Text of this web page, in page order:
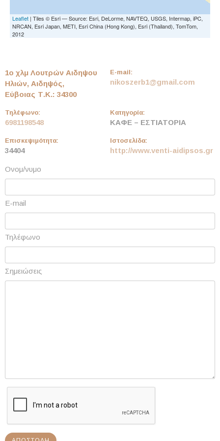
Leaflet | Tiles © Esri — Source: Esri, DeLorme, NAVTEQ, USGS, Intermap, iPC,
NRCAN, Esri Japan, METI, Esri China (Hong Kong), Esri (Thailand), TomTom,
2012
Ονομ/νυμο
E-mail
Τηλέφωνο
Σημειώσεις
1ο χλμ Λουτρών Αιδηψου
Ηλιών, Αιδηψός,
Εύβοιας Τ.Κ.: 34300
Τηλέφωνο:
6981198548
E-mail:
nikoszerb1@gmail.com
Κατηγορία:
ΚΑΦΕ – ΕΣΤΙΑΤΟΡΙΑ
Επισκεψιμότητα:
34404
Ιστοσελίδα:
http://www.venti-aidipsos.gr